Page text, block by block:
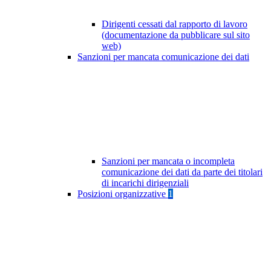
Dirigenti cessati dal rapporto di lavoro
(documentazione da pubblicare sul sito
web)
Sanzioni per mancata comunicazione dei dati
Sanzioni per mancata o incompleta
comunicazione dei dati da parte dei titolari
di incarichi dirigenziali
Posizioni organizzative 1